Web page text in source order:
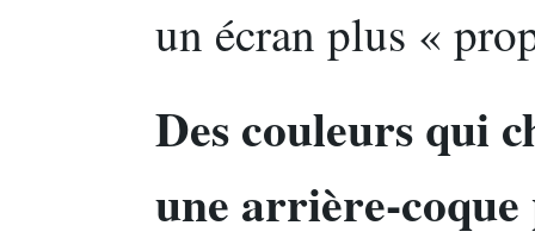
un écran plus «
Des couleurs qui
une arrière-